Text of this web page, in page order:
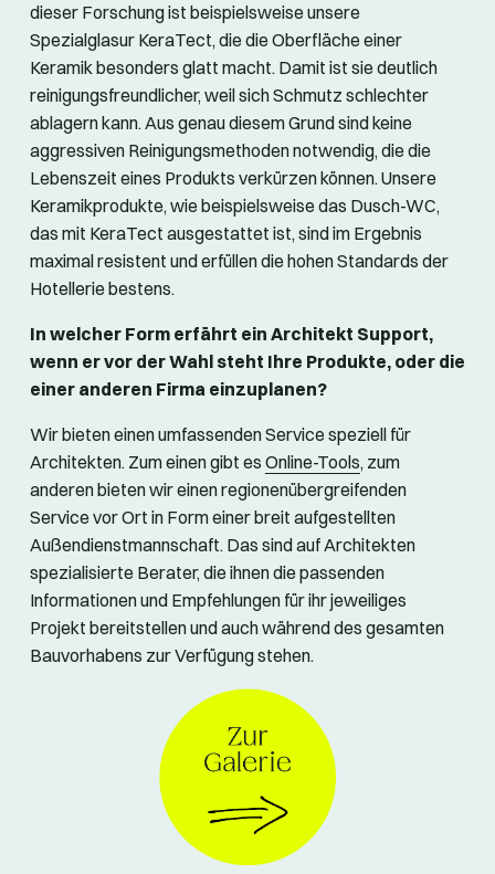
dieser Forschung ist beispielsweise unsere
Spezialglasur KeraTect, die die Oberfläche einer
Keramik besonders glatt macht. Damit ist sie deutlich
reinigungsfreundlicher, weil sich Schmutz schlechter
ablagern kann. Aus genau diesem Grund sind keine
aggressiven Reinigungsmethoden notwendig, die die
Lebenszeit eines Produkts verkürzen können. Unsere
Keramikprodukte, wie beispielsweise das Dusch-WC,
das mit KeraTect ausgestattet ist, sind im Ergebnis
maximal resistent und erfüllen die hohen Standards der
Hotellerie bestens.
In welcher Form erfährt ein Architekt Support,
wenn er vor der Wahl steht Ihre Produkte, oder die
einer anderen Firma einzuplanen?
Wir bieten einen umfassenden Service speziell für
Architekten. Zum einen gibt es Online-Tools, zum
anderen bieten wir einen regionenübergreifenden
Service vor Ort in Form einer breit aufgestellten
Außendienstmannschaft. Das sind auf Architekten
spezialisierte Berater, die ihnen die passenden
Informationen und Empfehlungen für ihr jeweiliges
Projekt bereitstellen und auch während des gesamten
Bauvorhabens zur Verfügung stehen.
© Geberit